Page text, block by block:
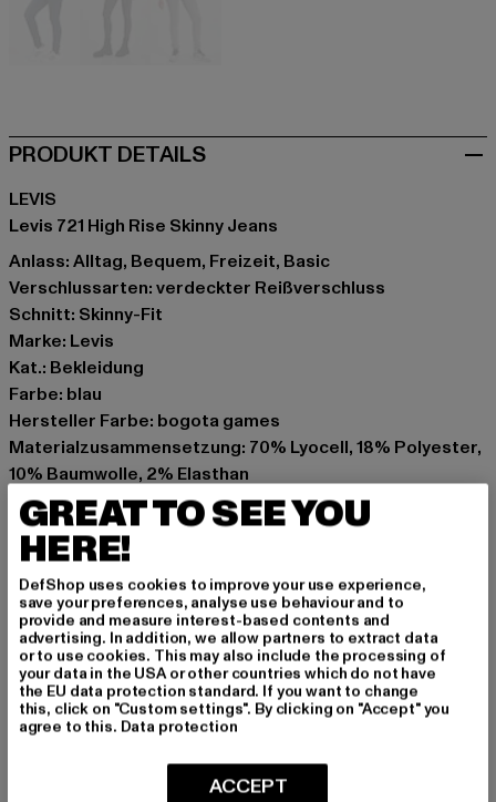
PRODUKT DETAILS
LEVIS
Levis 721 High Rise Skinny Jeans
Anlass: Alltag, Bequem, Freizeit, Basic
Verschlussarten: verdeckter Reißverschluss
Schnitt: Skinny-Fit
Marke: Levis
Kat.: Bekleidung
Farbe: blau
Hersteller Farbe: bogota games
Materialzusammensetzung: 70% Lyocell, 18% Polyester,
10% Baumwolle, 2% Elasthan
Art.Nr: 18882-09077
Hersteller: Levi Strauss & Co. BV |
Leonardo Da Vincilaan 19 | 1831 Diegem | BE
GRÖSSE & PASSFORM
PFLEGEHINWEISE
LIEFERUNG & RÜCKGABE
GREAT TO SEE YOU
HERE!
DefShop uses cookies to improve your use experience,
save your preferences, analyse use behaviour and to
provide and measure interest-based contents and
advertising. In addition, we allow partners to extract data
or to use cookies. This may also include the processing of
your data in the USA or other countries which do not have
the EU data protection standard. If you want to change
this, click on "Custom settings". By clicking on "Accept" you
agree to this. Data protection
ACCEPT